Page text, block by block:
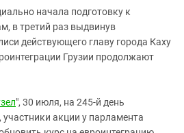
начала подготовку к
в третий раз выдвинув
действующего главу города Каху
Грузии продолжают
", 30 июля, на 245-й день
акции у парламента